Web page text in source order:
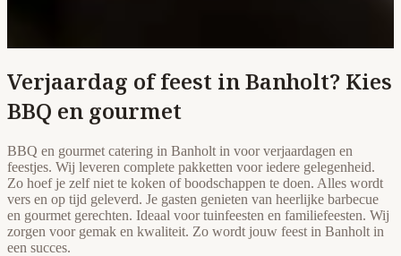
Verjaardag of feest in Banholt? Kies
BBQ en gourmet
BBQ en gourmet catering in Banholt in voor verjaardagen en
feestjes. Wij leveren complete pakketten voor iedere gelegenheid.
Zo hoef je zelf niet te koken of boodschappen te doen. Alles wordt
vers en op tijd geleverd. Je gasten genieten van heerlijke barbecue
en gourmet gerechten. Ideaal voor tuinfeesten en familiefeesten. Wij
zorgen voor gemak en kwaliteit. Zo wordt jouw feest in Banholt in
een succes.